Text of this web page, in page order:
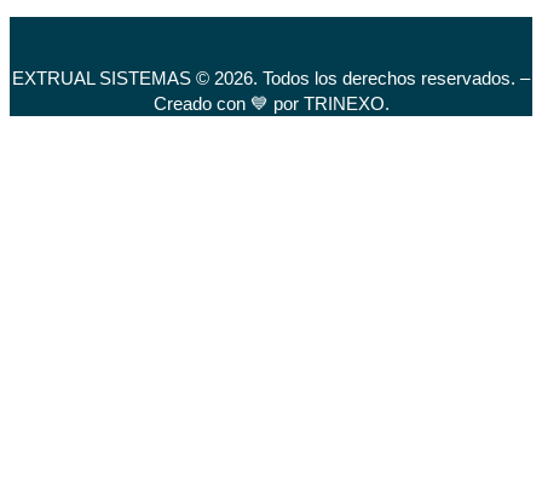
EXTRUAL SISTEMAS © 2026. Todos los derechos reservados. –
Creado con 💙 por TRINEXO.